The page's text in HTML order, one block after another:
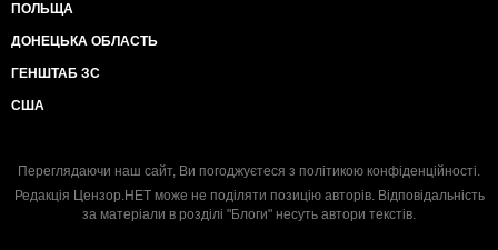
ПОЛЬЩА
ДОНЕЦЬКА ОБЛАСТЬ
ГЕНШТАБ ЗС
США
Переглядаючи наш сайт, Ви погоджуєтеся з політикою конфіденційності.
Редакція Цензор.НЕТ може не поділяти позицію авторів. Відповідальність
за матеріали в розділі "Блоги" несуть автори текстів.